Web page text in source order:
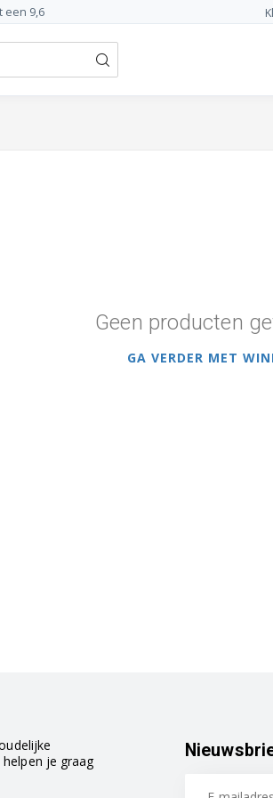
een 9,6
Geen producten
GA VERDER MET
je graag